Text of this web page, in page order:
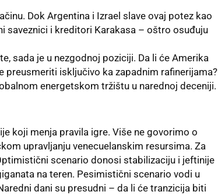
Dok Argentina i Izrael slave ovaj potez kao
saveznici i kreditori Karakasa – oštro osuđuju
sada je u nezgodnoj poziciji. Da li će Amerika
isključivo ka zapadnim rafinerijama?
energetskom tržištu u narednoj deceniji.
koji menja pravila igre. Više ne govorimo o
upravljanju venecuelanskim resursima. Za
scenario donosi stabilizaciju i jeftinije
na teren. Pesimistični scenario vodi u
dani su presudni – da li će tranzicija biti